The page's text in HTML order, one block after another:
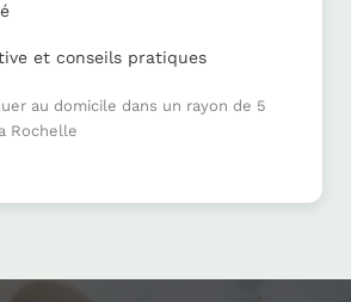
et conseils pratiques
au domicile dans un rayon de 5
Rochelle